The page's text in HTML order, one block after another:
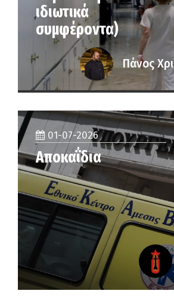
ιδιωτικά
συμφέροντα)
Πάνος
01-07-2026
Αποκαΐδια